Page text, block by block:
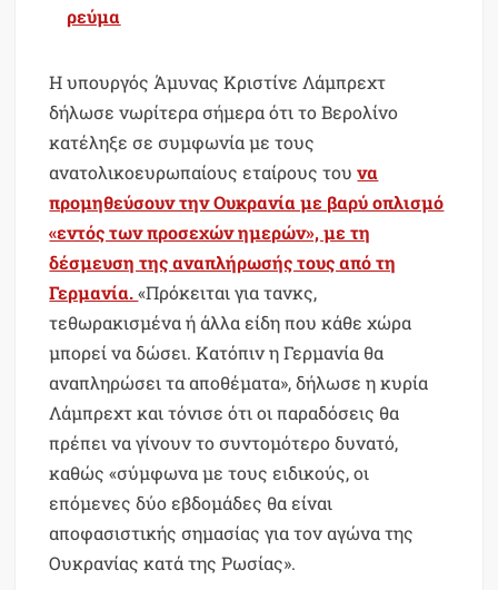
ρεύμα
Η υπουργός Άμυνας Κριστίνε Λάμπρεχτ
δήλωσε νωρίτερα σήμερα ότι το Βερολίνο
κατέληξε σε συμφωνία με τους
ανατολικοευρωπαίους εταίρους τουνα
προμηθεύσουν την Ουκρανία με βαρύ οπλισμό
«εντός των προσεχών ημερών», με τη
δέσμευση της αναπλήρωσής τους από τη
Γερμανία.«Πρόκειται για τανκς,
τεθωρακισμένα ή άλλα είδη που κάθε χώρα
μπορεί να δώσει. Κατόπιν η Γερμανία θα
αναπληρώσει τα αποθέματα», δήλωσε η κυρία
Λάμπρεχτ και τόνισε ότι οι παραδόσεις θα
πρέπει να γίνουν το συντομότερο δυνατό,
καθώς «σύμφωνα με τους ειδικούς, οι
επόμενες δύο εβδομάδες θα είναι
αποφασιστικής σημασίας για τον αγώνα της
Ουκρανίας κατά της Ρωσίας».